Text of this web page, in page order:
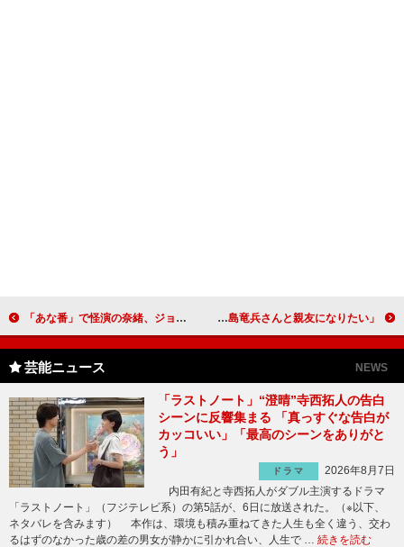
「あな番」で怪演の奈緒、ジョッキー姿で登場 「今年は街中で声を掛けられる機会が増えた」 ダチョウ倶楽部、貴景勝に新ギャグを披露 貴景勝「上島竜兵さんと親友になりたい」
芸能ニュース NEWS
「ラストノート」“澄晴”寺西拓人の告白
シーンに反響集まる 「真っすぐな告白が
カッコいい」「最高のシーンをありがと
う」
ドラマ
2026年8月7日
内田有紀と寺西拓人がダブル主演するドラマ
「ラストノート」（フジテレビ系）の第5話が、6日に放送された。（※以下、
ネタバレを含みます） 本作は、環境も積み重ねてきた人生も全く違う、交わ
るはずのなかった歳の差の男女が静かに引かれ合い、人生で … 続きを読む